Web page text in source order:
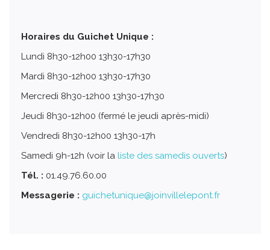
Horaires du Guichet Unique :
Lundi 8h30-12h00 13h30-17h30
Mardi 8h30-12h00 13h30-17h30
Mercredi 8h30-12h00 13h30-17h30
Jeudi 8h30-12h00 (fermé le jeudi après-midi)
Vendredi 8h30-12h00 13h30-17h
Samedi 9h-12h (voir la liste des samedis ouverts)
Tél. : 01.49.76.60.00
Messagerie : guichetunique@joinvillelepont.fr